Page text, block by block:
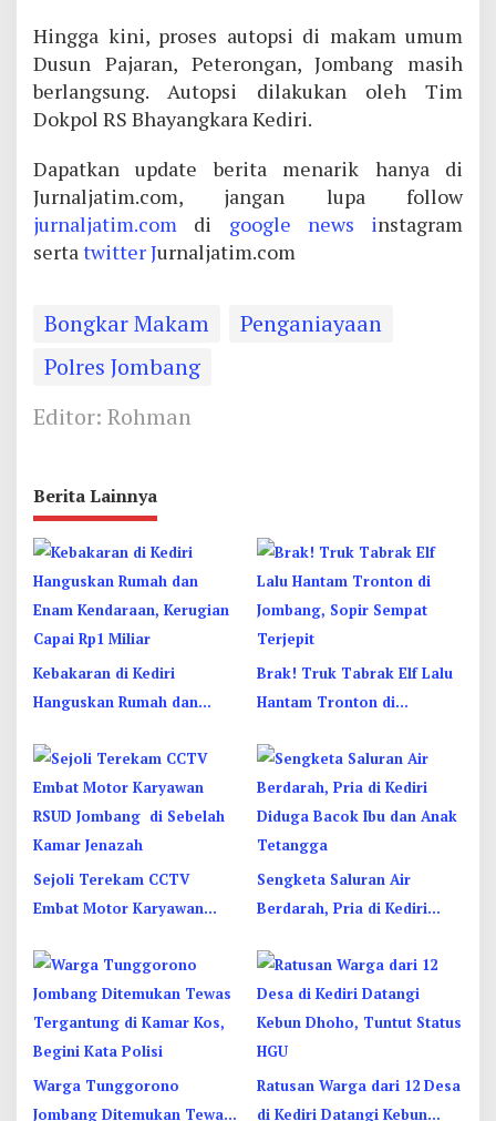
Hingga kini, proses autopsi di makam umum
Dusun Pajaran, Peterongan, Jombang masih
berlangsung. Autopsi dilakukan oleh Tim
Dokpol RS Bhayangkara Kediri.
Dapatkan update berita menarik hanya di
Jurnaljatim.com, jangan lupa follow
jurnaljatim.com di google news instagram
sertatwitter Jurnaljatim.com
Bongkar Makam
Penganiayaan
Polres Jombang
Editor: Rohman
Berita Lainnya
Kebakaran di Kediri
Hanguskan Rumah dan
Capai Rp1 Miliar
Brak! Truk Tabrak Elf Lalu
Hantam Tronton di
Terjepit
Sejoli Terekam CCTV
Embat Motor Karyawan
Kamar Jenazah
Sengketa Saluran Air
Berdarah, Pria di Kediri
Tetangga
Warga Tunggorono
Jombang Ditemukan Tewas
Ratusan Warga dari 12 Desa
di Kediri Datangi Kebun